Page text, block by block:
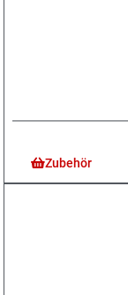
Zubehör